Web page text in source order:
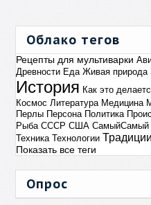
Облако тегов
Рецепты для мультиварки
Древности Еда Живая природа
История Как это
Космос Литература Медицина
Перлы Персона Политика
Рыба СССР США СамыйСамый
Техника Технологии Традиции
Показать все теги
Опрос